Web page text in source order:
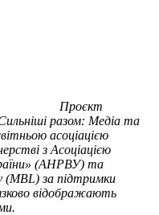
Проєкт
разом: Медіа та
асоціацією
з Асоціацією
(АНРВУ) та
(MBL) за підтримки
відображають